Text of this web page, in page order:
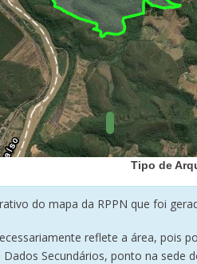
Tipo de
do mapa da RPPN que foi
reflete a área, pois
Secundários, ponto na sede